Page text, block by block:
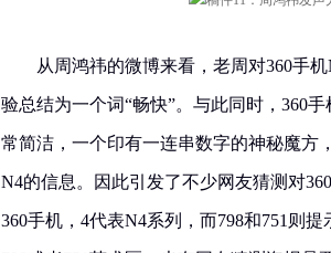
从周鸿祎的微博来看，老周对360手
验总结为一个词“畅快”。与此同时，360
常简洁，一个印有一连串数字的神秘魔方
N4的信息。因此引发了不少网友猜测对
360手机，4代表N4系列，而798和751则